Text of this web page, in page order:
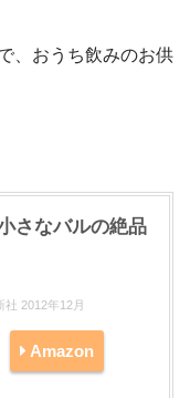
、おうち飲みのお供
さなバルの絶品
2012年12月
Amazon